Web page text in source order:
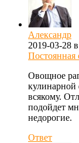
Александр
2019-03-28
Постоянная
Овощное
кулинарной
всякому.
подойдет
недорогие.
Ответ